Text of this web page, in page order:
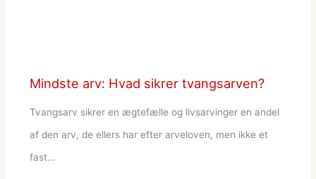
Mindste arv: Hvad sikrer tvangsarven?
Tvangsarv sikrer en ægtefælle og livsarvinger en andel
af den arv, de ellers har efter arveloven, men ikke et
fast…